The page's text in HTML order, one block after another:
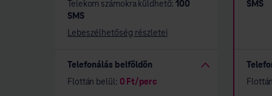
Telekom számokra küldhető:100
SMS
Lebeszélhetőség részletei
Telefonálás belföldön
Flottán belül: 0 Ft/perc
SMS